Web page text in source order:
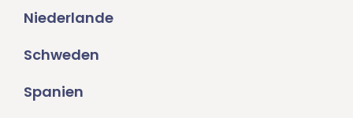
Niederlande
Schweden
Spanien